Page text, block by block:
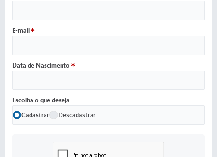
E-mail
Data de Nascimento
Escolha o que deseja
Cadastrar
Descadastrar